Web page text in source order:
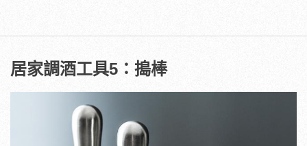
居家調酒工具5：搗棒